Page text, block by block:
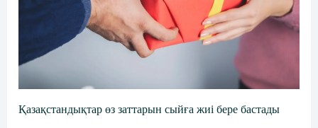
n
i
k
Қазақстандықтар өз заттарын сыйға жиі бере бастады